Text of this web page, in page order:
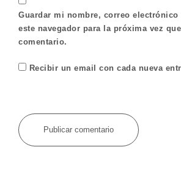
Guardar mi nombre, correo
este navegador para la próxima vez
comentario.
Recibir un email con cada nueva